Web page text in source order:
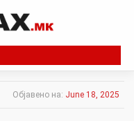
Објавено на: June 18, 2025